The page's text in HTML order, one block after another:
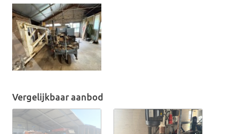
Vergelijkbaar aanbod